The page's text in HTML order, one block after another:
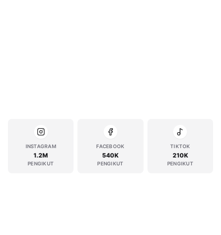
INSTAGRAM
1.2M
PENGIKUT
FACEBOOK
540K
PENGIKUT
TIKTOK
210K
PENGIKUT